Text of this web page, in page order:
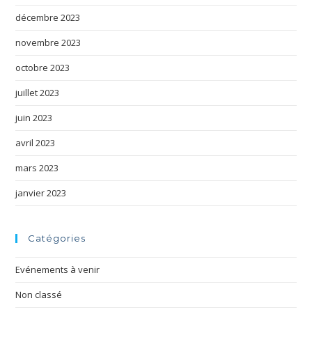
décembre 2023
novembre 2023
octobre 2023
juillet 2023
juin 2023
avril 2023
mars 2023
janvier 2023
Catégories
Evénements à venir
Non classé